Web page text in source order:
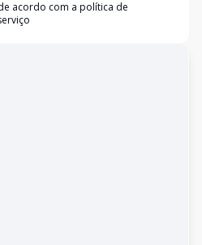
acordo com a política de